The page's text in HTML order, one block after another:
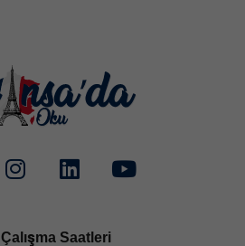
Çalışma Saatleri